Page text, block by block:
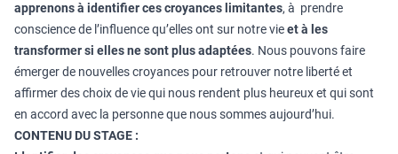
apprenons à identifier ces croyances limitantes, à prendre
conscience de l’influence qu’elles ont sur notre vieet à les
transformer si elles ne sont plus adaptées. Nous pouvons faire
émerger de nouvelles croyances pour retrouver notre liberté et
affirmer des choix de vie qui nous rendent plus heureux et qui sont
en accord avec la personne que nous sommes aujourd’hui.
CONTENU DU STAGE :